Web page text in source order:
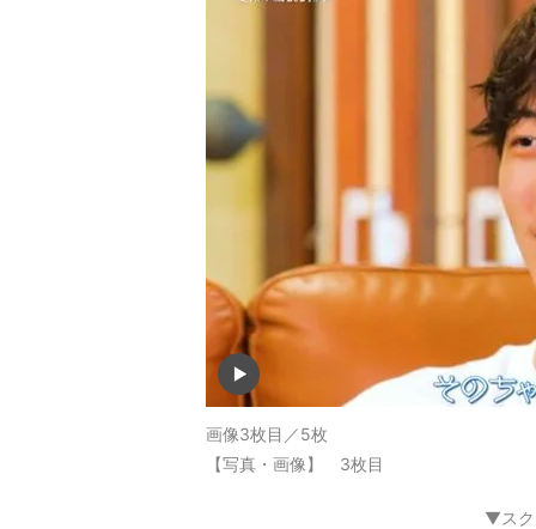
画像3枚目／5枚
【写真・画像】 3枚目
▼スク